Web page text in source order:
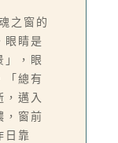
之窗的
眼睛是
」，眼
「總有
，邁入
，窗前
日靠